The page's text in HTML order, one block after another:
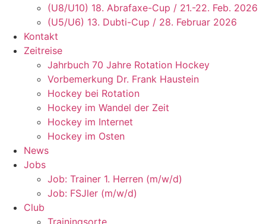
(U8/U10) 18. Abrafaxe-Cup / 21.-22. Feb. 2026
(U5/U6) 13. Dubti-Cup / 28. Februar 2026
Kontakt
Zeitreise
Jahrbuch 70 Jahre Rotation Hockey
Vorbemerkung Dr. Frank Haustein
Hockey bei Rotation
Hockey im Wandel der Zeit
Hockey im Internet
Hockey im Osten
News
Jobs
Job: Trainer 1. Herren (m/w/d)
Job: FSJler (m/w/d)
Club
Trainingsorte